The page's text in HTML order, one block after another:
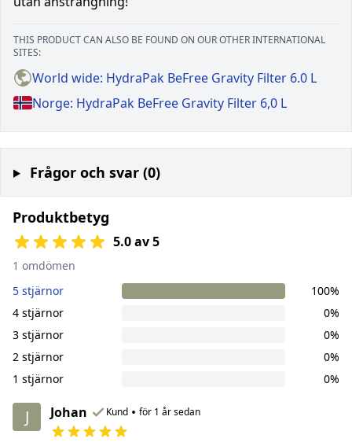
THIS PRODUCT CAN ALSO BE FOUND ON OUR OTHER INTERNATIONAL
SITES:
World wide: HydraPak BeFree Gravity Filter 6.0 L
Norge: HydraPak BeFree Gravity Filter 6,0 L
Frågor och svar (0)
Produktbetyg
5.0 av 5
1 omdömen
5 stjärnor
100%
4 stjärnor
0%
3 stjärnor
0%
2 stjärnor
0%
1 stjärnor
0%
J Johan Kund • för 1 år sedan